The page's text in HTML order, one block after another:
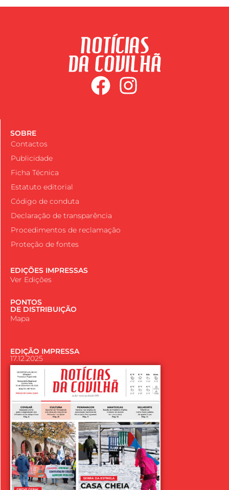
SOBRE
Contactos
Publicidade
Ficha Técnica
Estatuto editorial
Código de conduta
Declaração de transparência
Procedimentos de reclamação
Proteção de fontes
EDIÇÕES IMPRESSAS
Ver Edições
PONTOS
DE DISTRIBUIÇÃO
Mapa
EDIÇÃO IMPRESSA
17.12.2025